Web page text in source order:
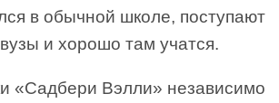
в обычной школе, поступают
и хорошо там учатся.
«Садбери Вэлли» независимо